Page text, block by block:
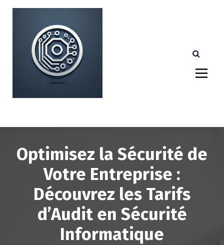
e
Optimisez la Sécurité de
Votre Entreprise :
Découvrez les Tarifs
d’Audit en Sécurité
Informatique